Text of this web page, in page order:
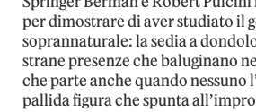
per dimostrare di aver studiato il
soprannaturale: la sedia a
strane presenze che baluginano
che parte anche quando nessuno
pallida figura che spunta